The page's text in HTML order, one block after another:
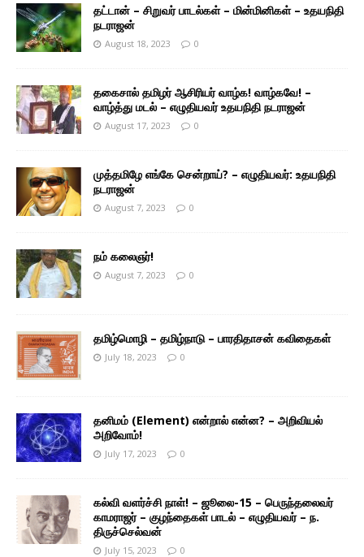
தட்டான் – சிறுவர் பாடல்கள் – மின்மினிகள் – உதயநிதி
நடராஜன்
August 18, 2023 0
தகைசால் தமிழர் ஆசிரியர் வாழ்க! வாழ்கவே! –
வாழ்த்து மடல் – எழுதியவர் உதயநிதி நடராஜன்
August 17, 2023 0
முத்தமிழே எங்கே சென்றாய்? – எழுதியவர்: உதயநிதி
நடராஜன்
August 7, 2023 0
நம் கலைஞர்!
August 7, 2023 0
தமிழ்மொழி – தமிழ்நாடு – பாரதிதாசன் கவிதைகள்
July 18, 2023 0
தனிமம் (Element) என்றால் என்ன? – அறிவியல்
அறிவோம்!
July 17, 2023 0
கல்வி வளர்ச்சி நாள்! – ஜூலை-15 – பெருந்தலைவர்
காமராஜர் – குழந்தைகள் பாடல் – எழுதியவர் – ந.
திருச்செல்வன்
July 15, 2023 0